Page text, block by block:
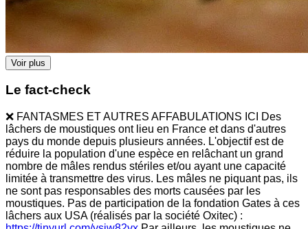
Voir plus
Le fact-check
❌ FANTASMES ET AUTRES AFFABULATIONS ICI Des
lâchers de moustiques ont lieu en France et dans d'autres
pays du monde depuis plusieurs années. L'objectif est de
réduire la population d'une espèce en relâchant un grand
nombre de mâles rendus stériles et/ou ayant une capacité
limitée à transmettre des virus. Les mâles ne piquant pas, ils
ne sont pas responsables des morts causées par les
moustiques. Pas de participation de la fondation Gates à ces
lâchers aux USA (réalisés par la société Oxitec) :